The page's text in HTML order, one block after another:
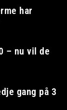
har
– nu vil de
gang på 3